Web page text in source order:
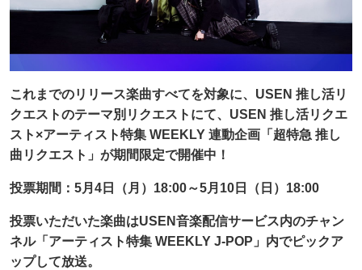
これまでのリリース楽曲すべてを対象に、USEN 推し活リ
クエストのテーマ別リクエストにて、USEN 推し活リクエ
スト×アーティスト特集 WEEKLY 連動企画「超特急 推し
曲リクエスト」が期間限定で開催中！
投票期間：5月4日（月）18:00～5月10日（日）18:00
投票いただいた楽曲はUSEN音楽配信サービス内のチャン
ネル「アーティスト特集 WEEKLY J-POP」内でピックア
ップして放送。